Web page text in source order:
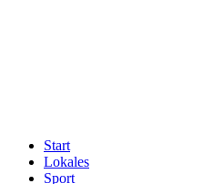
Start
Lokales
Sport